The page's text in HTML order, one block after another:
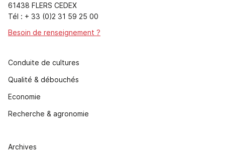
61438 FLERS CEDEX
Tél : + 33 (0)2 31 59 25 00
Besoin de renseignement ?
Conduite de cultures
Qualité & débouchés
Economie
Recherche & agronomie
Archives